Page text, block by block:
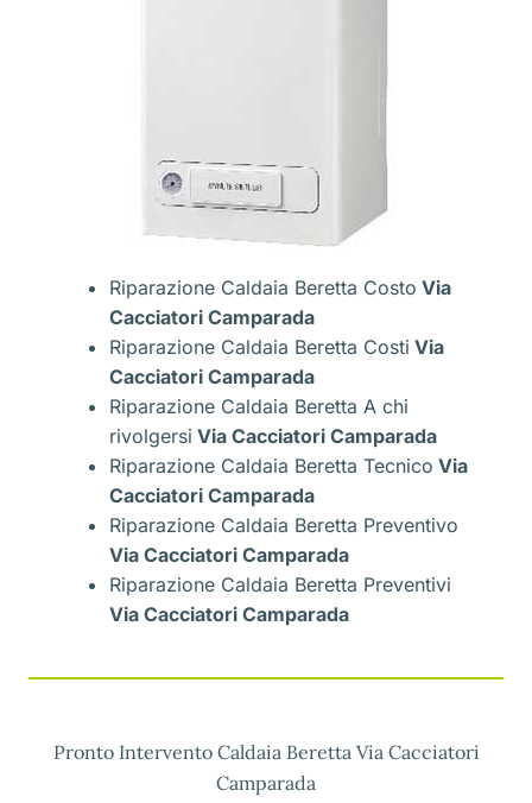
Riparazione Caldaia Beretta Costo Via
Cacciatori Camparada
Riparazione Caldaia Beretta Costi Via
Cacciatori Camparada
Riparazione Caldaia Beretta A chi
rivolgersi Via Cacciatori Camparada
Riparazione Caldaia Beretta Tecnico Via
Cacciatori Camparada
Riparazione Caldaia Beretta Preventivo
Via Cacciatori Camparada
Riparazione Caldaia Beretta Preventivi
Via Cacciatori Camparada
Pronto Intervento Caldaia Beretta Via Cacciatori
Camparada